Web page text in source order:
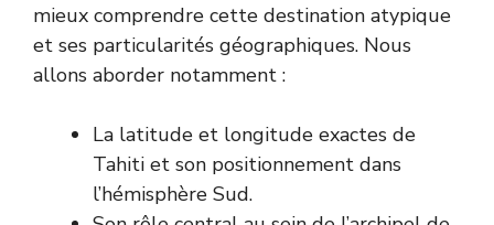
mieux comprendre cette destination atypique
et ses particularités géographiques. Nous
allons aborder notamment :
La latitude et longitude exactes de
Tahiti et son positionnement dans
l’hémisphère Sud.